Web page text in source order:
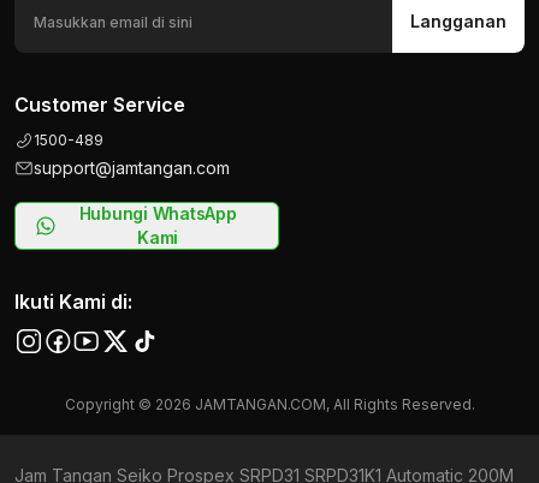
Langganan
Customer Service
1500-489
support@jamtangan.com
Hubungi WhatsApp
Kami
Ikuti Kami di:
Copyright © 2026 JAMTANGAN.COM, All Rights Reserved.
Jam Tangan Seiko Prospex SRPD31 SRPD31K1 Automatic 200M